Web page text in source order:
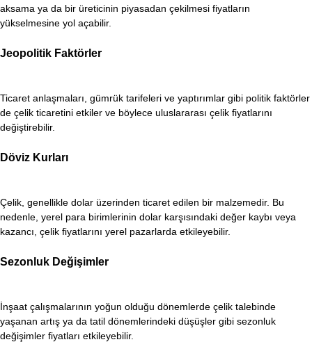
aksama ya da bir üreticinin piyasadan çekilmesi fiyatların
yükselmesine yol açabilir.
Jeopolitik Faktörler
Ticaret anlaşmaları, gümrük tarifeleri ve yaptırımlar gibi politik faktörler
de çelik ticaretini etkiler ve böylece uluslararası çelik fiyatlarını
değiştirebilir.
Döviz Kurları
Çelik, genellikle dolar üzerinden ticaret edilen bir malzemedir. Bu
nedenle, yerel para birimlerinin dolar karşısındaki değer kaybı veya
kazancı, çelik fiyatlarını yerel pazarlarda etkileyebilir.
Sezonluk Değişimler
İnşaat çalışmalarının yoğun olduğu dönemlerde çelik talebinde
yaşanan artış ya da tatil dönemlerindeki düşüşler gibi sezonluk
değişimler fiyatları etkileyebilir.